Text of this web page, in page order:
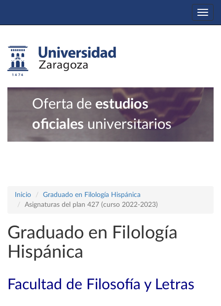
Oferta de estudios
oficiales universitarios
Inicio
Graduado en Filología Hispánica
Asignaturas del plan 427 (curso 2022-2023)
Graduado en Filología
Hispánica
Facultad de Filosofía y Letras